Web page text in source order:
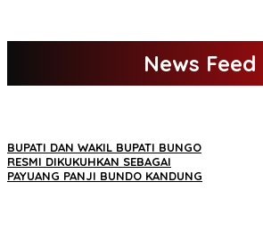
News Feed
BUPATI DAN WAKIL BUPATI BUNGO
RESMI DIKUKUHKAN SEBAGAI
PAYUANG PANJI BUNDO KANDUNG